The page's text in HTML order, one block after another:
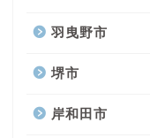
羽曳野市
堺市
岸和田市